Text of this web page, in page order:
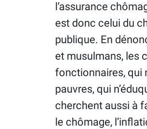
l’assurance
est donc celui du
publique. En
et musulmans, les
fonctionnaires, qui
pauvres, qui
cherchent aussi à
le chômage,